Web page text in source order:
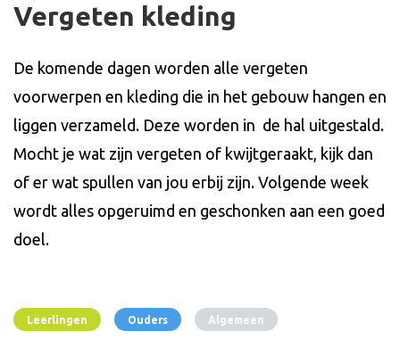
Vergeten kleding
De komende dagen worden alle vergeten
voorwerpen en kleding die in het gebouw hangen en
liggen verzameld. Deze worden in de hal uitgestald.
Mocht je wat zijn vergeten of kwijtgeraakt, kijk dan
of er wat spullen van jou erbij zijn. Volgende week
wordt alles opgeruimd en geschonken aan een goed
doel.
Leerlingen Ouders Algemeen